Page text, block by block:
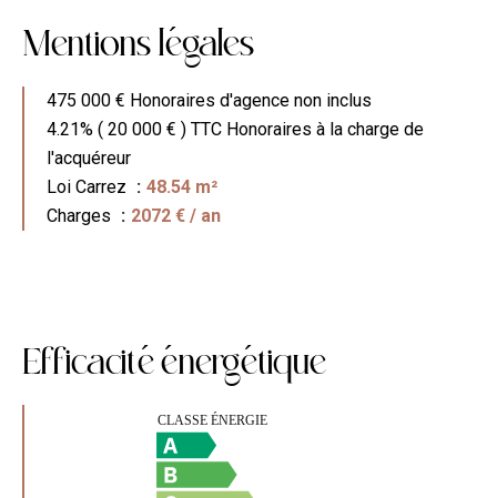
Mentions legales
475 000 € Honoraires d'agence non inclus
4.21% ( 20 000 € ) TTC Honoraires à la charge de
l'acquéreur
Loi Carrez
48.54 m²
Charges
2072 € / an
Efficaciteenergetique